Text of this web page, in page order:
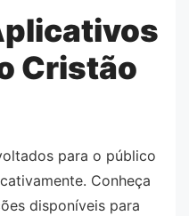
Cristão
para o público
Conheça
disponíveis para